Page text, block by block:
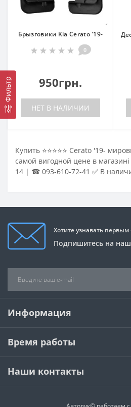
Фильтр
Брызговики Kia Cerato '19-
0
950грн.
НЕТ В НАЛИЧИИ
Купить ⭐⭐⭐⭐⭐ Cerato '19-
самой вигодной цене в
14 | ☎ 093-610-72-41 ✅ В
Хотите узнавать
Подпишитесь на
Информация
Время работы
Наши контакты